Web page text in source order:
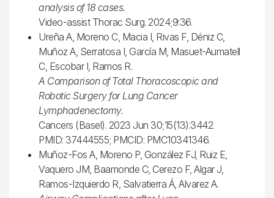
analysis of 18 cases.
Video-assist Thorac Surg. 2024;9:36.
Ureña A, Moreno C, Macia I, Rivas F, Déniz C,
Muñoz A, Serratosa I, García M, Masuet-Aumatell
C, Escobar I, Ramos R.
A Comparison of Total Thoracoscopic and
Robotic Surgery for Lung Cancer
Lymphadenectomy.
Cancers (Basel). 2023 Jun 30;15(13):3442.
PMID: 37444555; PMCID: PMC10341346.
Muñoz-Fos A, Moreno P, González FJ, Ruiz E,
Vaquero JM, Baamonde C, Cerezo F, Algar J,
Ramos-Izquierdo R, Salvatierra Á, Alvarez A.